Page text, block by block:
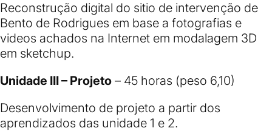
Reconstrução digital do sitio de intervenção de
Bento de Rodrigues em base a fotografias e
videos achados na Internet em modalagem 3D
em sketchup.
Unidade III – Projeto – 45 horas (peso 6,10)
Desenvolvimento de projeto a partir dos
aprendizados das unidade 1 e 2.